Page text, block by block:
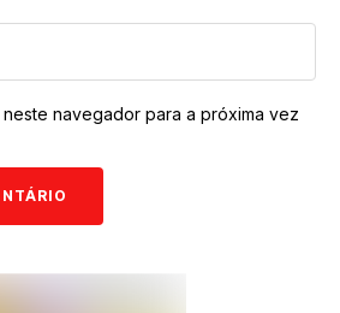
navegador para a próxima vez